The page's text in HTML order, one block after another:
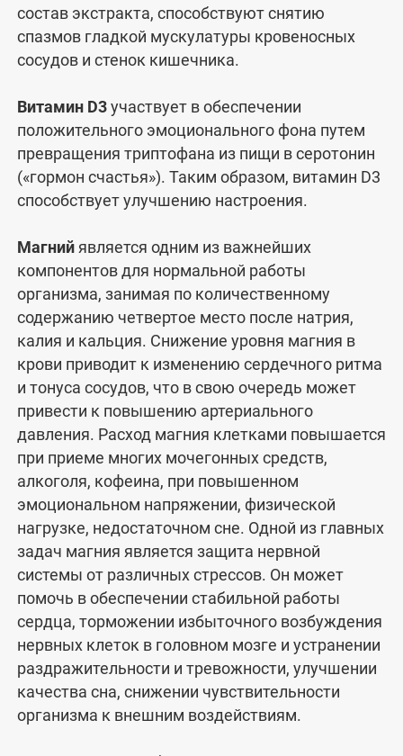
состав экстракта, способствуют снятию
спазмов гладкой мускулатуры кровеносных
сосудов и стенок кишечника.
Витамин D3участвует в обеспечении
положительного эмоционального фона путем
превращения триптофана из пищи в серотонин
(«гормон счастья»). Таким образом, витамин D3
способствует улучшению настроения.
Магний является одним из важнейших
компонентов для нормальной работы
организма, занимая по количественному
содержанию четвертое место после натрия,
калия и кальция. Снижение уровня магния в
крови приводит к изменению сердечного ритма
и тонуса сосудов, что в свою очередь может
привести к повышению артериального
давления. Расход магния клетками повышается
при приеме многих мочегонных средств,
алкоголя, кофеина, при повышенном
эмоциональном напряжении, физической
нагрузке, недостаточном сне. Одной из главных
задач магния является защита нервной
системы от различных стрессов. Он может
помочь в обеспечении стабильной работы
сердца, торможении избыточного возбуждения
нервных клеток в головном мозге и устранении
раздражительности и тревожности, улучшении
качества сна, снижении чувствительности
организма к внешним воздействиям.